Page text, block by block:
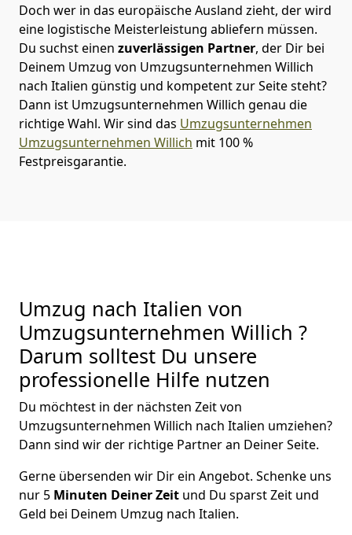
Doch wer in das europäische Ausland zieht, der wird
eine logistische Meisterleistung abliefern müssen.
Du suchst einen zuverlässigen Partner, der Dir bei
Deinem Umzug von Umzugsunternehmen Willich
nach Italien günstig und kompetent zur Seite steht?
Dann ist Umzugsunternehmen Willich genau die
richtige Wahl. Wir sind das Umzugsunternehmen
Umzugsunternehmen Willich mit 100 %
Festpreisgarantie.
Umzug nach Italien von
Umzugsunternehmen Willich ?
Darum solltest Du unsere
professionelle Hilfe nutzen
Du möchtest in der nächsten Zeit von
Umzugsunternehmen Willich nach Italien umziehen?
Dann sind wir der richtige Partner an Deiner Seite.
Gerne übersenden wir Dir ein Angebot. Schenke uns
nur 5 Minuten Deiner Zeit und Du sparst Zeit und
Geld bei Deinem Umzug nach Italien.